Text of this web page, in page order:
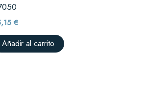
€
Añadir al carrito